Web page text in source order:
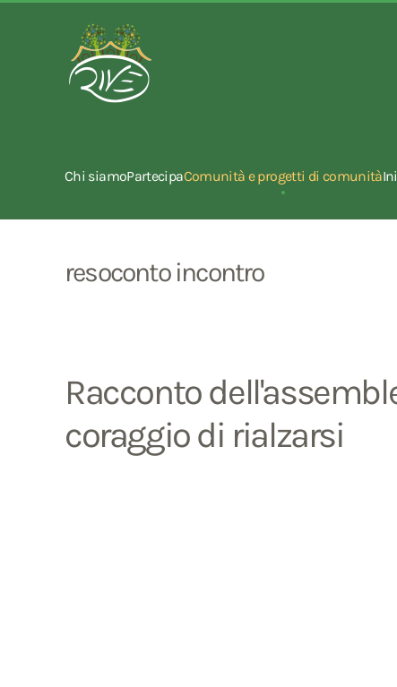
Chi siamoPartecipaComunità e progetti di comunità
resoconto incontro
Racconto
coraggio di rialzarsi